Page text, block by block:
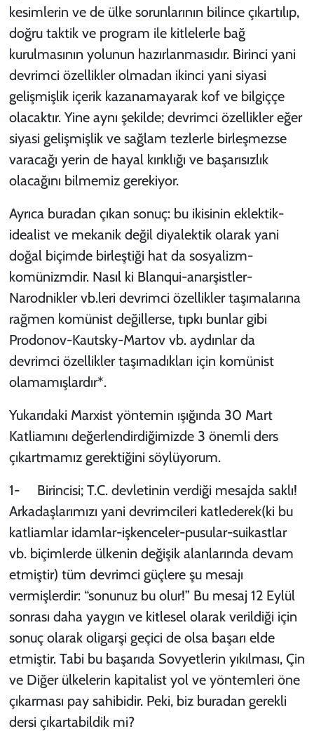
kesimlerin ve de ülke sorunlarının bilince çıkartılıp,
doğru taktik ve program ile kitlelerle bağ
kurulmasının yolunun hazırlanmasıdır. Birinci yani
devrimci özellikler olmadan ikinci yani siyasi
gelişmişlik içerik kazanamayarak kof ve bilgiççe
olacaktır. Yine aynı şekilde; devrimci özellikler eğer
siyasi gelişmişlik ve sağlam tezlerle birleşmezse
varacağı yerin de hayal kırıklığı ve başarısızlık
olacağını bilmemiz gerekiyor.
Ayrıca buradan çıkan sonuç: bu ikisinin eklektik-
idealist ve mekanik değil diyalektik olarak yani
doğal biçimde birleştiği hat da sosyalizm-
komünizmdir. Nasıl ki Blanqui-anarşistler-
Narodnikler vb.leri devrimci özellikler taşımalarına
rağmen komünist değillerse, tıpkı bunlar gibi
Prodonov-Kautsky-Martov vb. aydınlar da
devrimci özellikler taşımadıkları için komünist
olamamışlardır*.
Yukarıdaki Marxist yöntemin ışığında 30 Mart
Katliamını değerlendirdiğimizde 3 önemli ders
çıkartmamız gerektiğini söylüyorum.
1- Birincisi; T.C. devletinin verdiği mesajda saklı!
Arkadaşlarımızı yani devrimcileri katlederek(ki bu
katliamlar idamlar-işkenceler-pusular-suikastlar
vb. biçimlerde ülkenin değişik alanlarında devam
etmiştir) tüm devrimci güçlere şu mesajı
vermişlerdir: “sonunuz bu olur!” Bu mesaj 12 Eylül
sonrası daha yaygın ve kitlesel olarak verildiği için
sonuç olarak oligarşi geçici de olsa başarı elde
etmiştir. Tabi bu başarıda Sovyetlerin yıkılması, Çin
ve Diğer ülkelerin kapitalist yol ve yöntemleri öne
çıkarması pay sahibidir. Peki, biz buradan gerekli
dersi çıkartabildik mi?